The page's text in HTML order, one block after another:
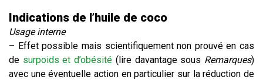
Indications de l’huile de coco
Usage interne
– Effet possible mais scientifiquement non prouvé en cas
de surpoids et d’obésité (lire davantage sous Remarques)
avec une éventuelle action en particulier sur la réduction de